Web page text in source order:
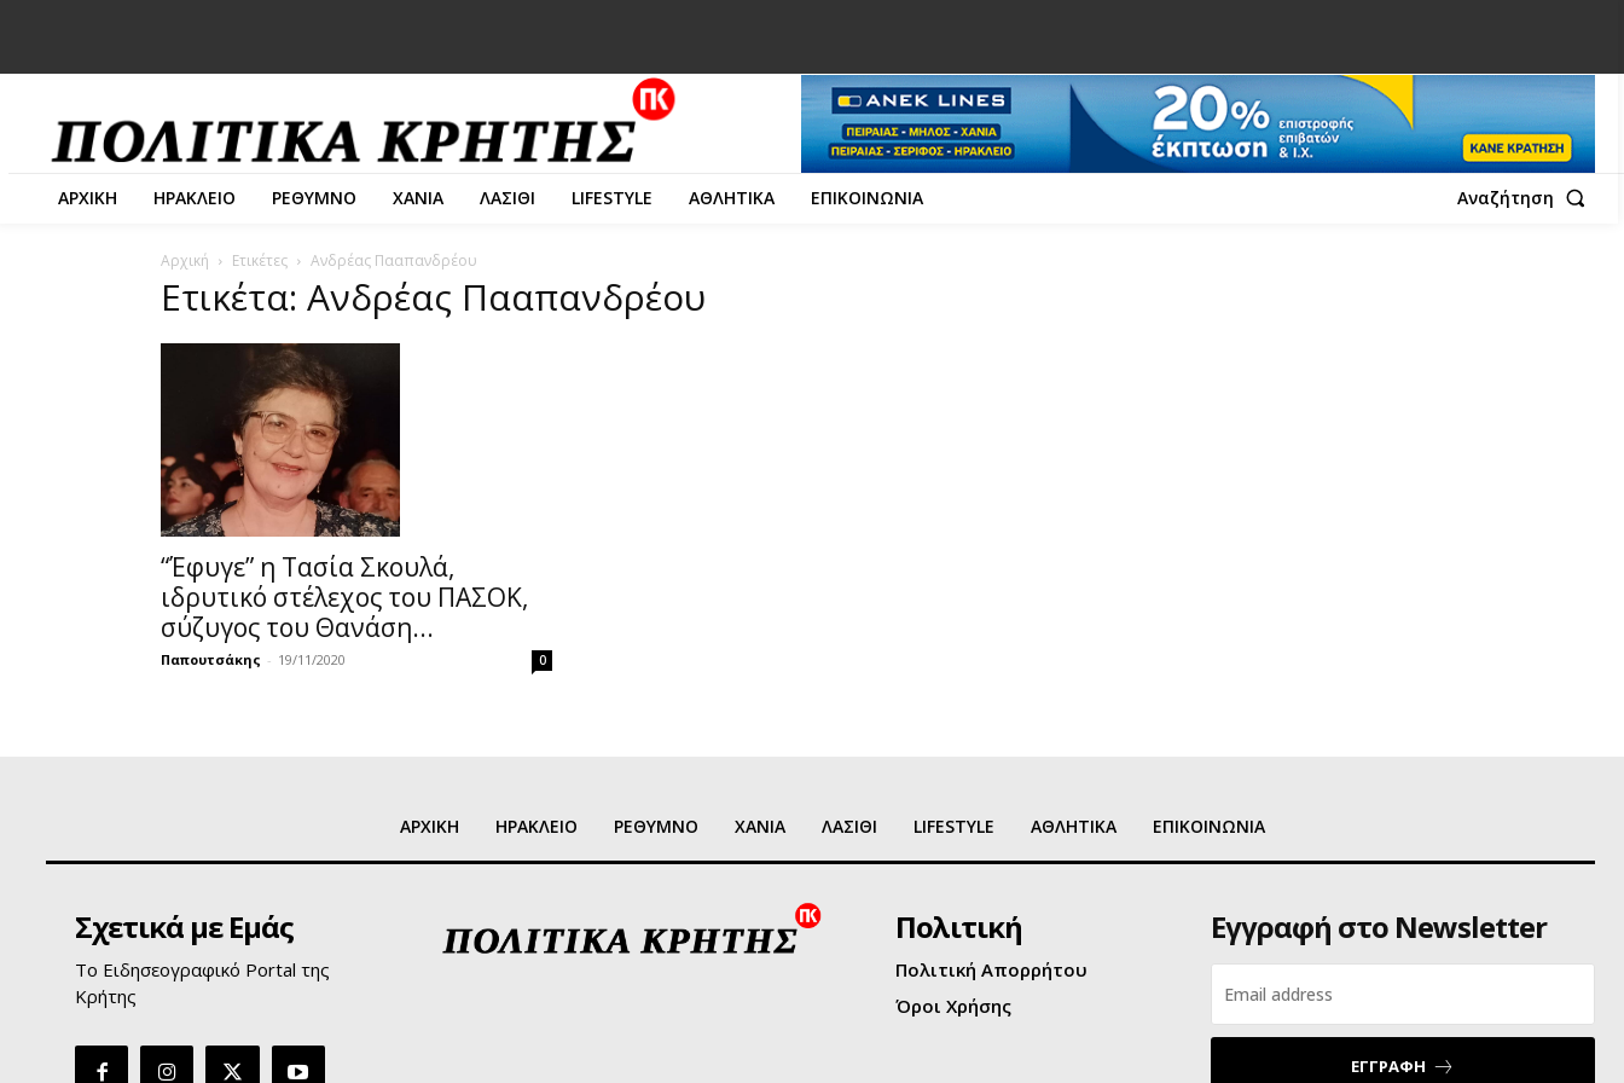
ΑΡΧΙΚΗ ΗΡΑΚΛΕΙΟ ΡΕΘΥΜΝΟ ΧΑΝΙΑ ΛΑΣΙΘΙ LIFESTYLE ΑΘΛΗΤΙΚΑ ΕΠΙΚΟΙΝΩΝΙΑ Αναζήτηση
Αρχική Ετικέτες Ανδρέας Πααπανδρέου
Ετικέτα: Ανδρέας Πααπανδρέου
“Έφυγε” η Τασία Σκουλά,
ιδρυτικό στέλεχος του ΠΑΣΟΚ,
σύζυγος του Θανάση...
Παπουτσάκης - 19/11/2020 0
ΑΡΧΙΚΗ ΗΡΑΚΛΕΙΟ ΡΕΘΥΜΝΟ ΧΑΝΙΑ ΛΑΣΙΘΙ LIFESTYLE ΑΘΛΗΤΙΚΑ ΕΠΙΚΟΙΝΩΝΙΑ
Σχετικά με Εμάς
Το Ειδησεογραφικό Portal της
Κρήτης
Πολιτική
Πολιτική Απορρήτου
Όροι Χρήσης
Εγγραφή στο Newsletter
ΕΓΓΡΑΦΗ